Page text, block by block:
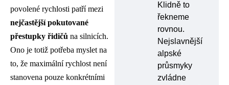
povolené rychlosti patří mezi
nejčastější pokutované
přestupky řidičů na silnicích.
Ono je totiž potřeba myslet na
to, že maximální rychlost není
stanovena pouze konkrétními
Klidně to
řekneme
rovnou.
Nejslavnější
alpské
průsmyky
zvládne